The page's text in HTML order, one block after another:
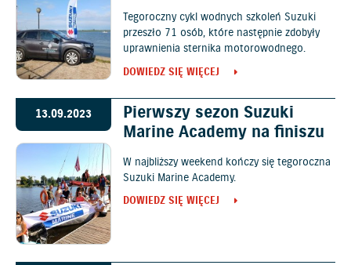
Tegoroczny cykl wodnych szkoleń Suzuki
przeszło 71 osób, które następnie zdobyły
uprawnienia sternika motorowodnego.
DOWIEDZ SIĘ WIĘCEJ
13.09.2023
Pierwszy sezon Suzuki
Marine Academy na finiszu
W najbliższy weekend kończy się tegoroczna
Suzuki Marine Academy.
DOWIEDZ SIĘ WIĘCEJ